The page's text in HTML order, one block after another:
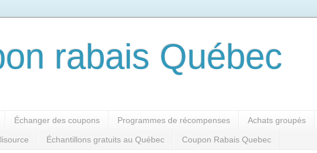
rabais Québec
Échanger des coupons Programmes de récompenses Achats groupés
Échantillons gratuits au Québec Coupon Rabais Quebec